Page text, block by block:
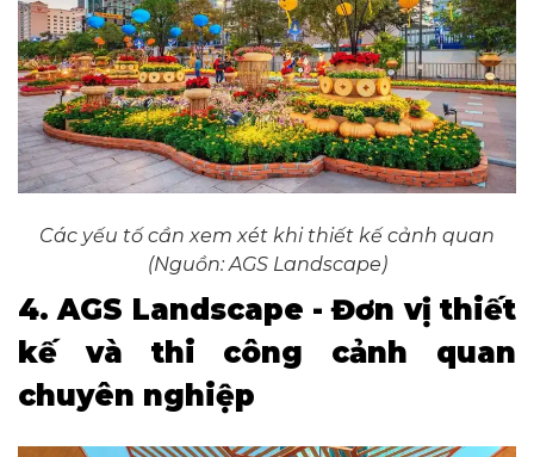
Các yếu tố cần xem xét khi thiết kế cảnh quan
(Nguồn: AGS Landscape)
4. AGS Landscape - Đơn vị thiết
kế và thi công cảnh quan
chuyên nghiệp